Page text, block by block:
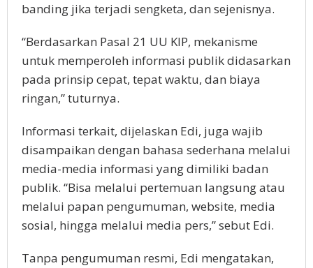
banding jika terjadi sengketa, dan sejenisnya.
“Berdasarkan Pasal 21 UU KIP, mekanisme
untuk memperoleh informasi publik didasarkan
pada prinsip cepat, tepat waktu, dan biaya
ringan,” tuturnya.
Informasi terkait, dijelaskan Edi, juga wajib
disampaikan dengan bahasa sederhana melalui
media-media informasi yang dimiliki badan
publik. “Bisa melalui pertemuan langsung atau
melalui papan pengumuman, website, media
sosial, hingga melalui media pers,” sebut Edi.
Tanpa pengumuman resmi, Edi mengatakan,